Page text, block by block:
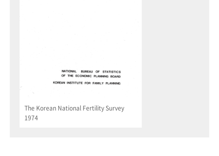
The Korean National Fertility Survey
1974